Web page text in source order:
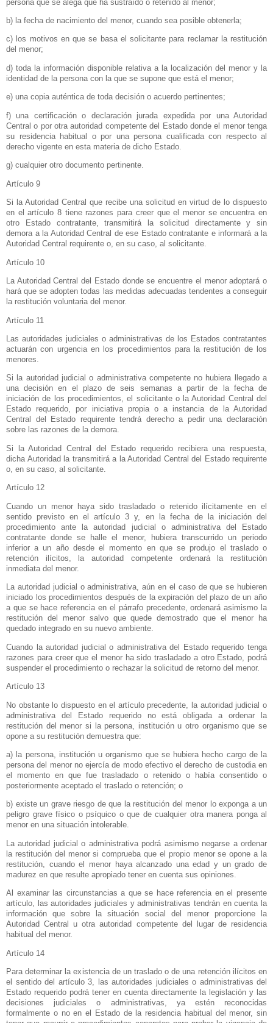
persona que se alega que ha sustraído o retenido al menor;
b) la fecha de nacimiento del menor, cuando sea posible obtenerla;
c) los motivos en que se basa el solicitante para reclamar la restitución
del menor;
d) toda la información disponible relativa a la localización del menor y la
identidad de la persona con la que se supone que está el menor;
e) una copia auténtica de toda decisión o acuerdo pertinentes;
f) una certificación o declaración jurada expedida por una Autoridad
Central o por otra autoridad competente del Estado donde el menor tenga
su residencia habitual o por una persona cualificada con respecto al
derecho vigente en esta materia de dicho Estado.
g) cualquier otro documento pertinente.
Artículo 9
Si la Autoridad Central que recibe una solicitud en virtud de lo dispuesto
en el artículo 8 tiene razones para creer que el menor se encuentra en
otro Estado contratante, transmitirá la solicitud directamente y sin
demora a la Autoridad Central de ese Estado contratante e informará a la
Autoridad Central requirente o, en su caso, al solicitante.
Artículo 10
La Autoridad Central del Estado donde se encuentre el menor adoptará o
hará que se adopten todas las medidas adecuadas tendentes a conseguir
la restitución voluntaria del menor.
Artículo 11
Las autoridades judiciales o administrativas de los Estados contratantes
actuarán con urgencia en los procedimientos para la restitución de los
menores.
Si la autoridad judicial o administrativa competente no hubiera llegado a
una decisión en el plazo de seis semanas a partir de la fecha de
iniciación de los procedimientos, el solicitante o la Autoridad Central del
Estado requerido, por iniciativa propia o a instancia de
la Autoridad
Central
del Estado requirente tendrá derecho a pedir una declaración
sobre las razones de la demora.
Si la Autoridad Central
del Estado requerido recibiera una respuesta,
dicha Autoridad la transmitirá a la Autoridad Central del Estado requirente
o, en su caso, al solicitante.
Artículo 12
Cuando un menor haya sido trasladado o retenido ilícitamente en el
sentido previsto en el artículo 3 y, en la fecha de la iniciación del
procedimiento ante la autoridad judicial o administrativa del Estado
contratante donde se halle el menor, hubiera transcurrido un periodo
inferior a un año desde el momento en que se produjo el traslado o
retención ilícitos, la autoridad competente ordenará la restitución
inmediata del menor.
La autoridad judicial o administrativa, aún en el caso de que se hubieren
iniciado los procedimientos después de la expiración del plazo de un año
a que se hace referencia en el párrafo precedente, ordenará asimismo la
restitución del menor salvo que quede demostrado que el menor ha
quedado integrado en su nuevo ambiente.
Cuando la autoridad judicial o administrativa del Estado requerido tenga
razones para creer que el menor ha sido trasladado a otro Estado, podrá
suspender el procedimiento o rechazar la solicitud de retorno del menor.
Artículo 13
No obstante lo dispuesto en el artículo precedente, la autoridad judicial o
administrativa del Estado requerido no está obligada a ordenar la
restitución del menor si la persona, institución u otro organismo que se
opone a su restitución demuestra que:
a) la persona, institución u organismo que se hubiera hecho cargo de la
persona del menor no ejercía de modo efectivo el derecho de custodia en
el momento en que fue trasladado o retenido o había consentido o
posteriormente aceptado el traslado o retención; o
b) existe un grave riesgo de que la restitución del menor lo exponga a un
peligro grave físico o psíquico o que de cualquier otra manera ponga al
menor en una situación intolerable.
La autoridad judicial o administrativa podrá asimismo negarse a ordenar
la restitución del menor si comprueba que el propio menor se opone a la
restitución, cuando el menor haya alcanzado una edad y un grado de
madurez en que resulte apropiado tener en cuenta sus opiniones.
Al examinar las circunstancias a que se hace referencia en el presente
artículo, las autoridades judiciales y administrativas tendrán en cuenta la
información que sobre la situación social del menor proporcione
la
Autoridad Central
u otra autoridad competente del lugar de residencia
habitual del menor.
Artículo 14
Para determinar la existencia de un traslado o de una retención ilícitos en
el sentido del artículo 3, las autoridades judiciales o administrativas del
Estado requerido podrá tener en cuenta directamente la legislación y las
decisiones judiciales o administrativas, ya estén reconocidas
formalmente o no en el Estado de la residencia habitual del menor, sin